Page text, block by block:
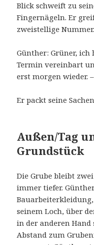
Blick schweift zu
Fingernägeln. Er
zweistellige Nummer.
Günther: Grüner, ich
Termin vereinbart
erst morgen wieder.
Er packt seine
Außen/Tag
Grundstück
Die Grube bleibt
immer tiefer.
seinem Loch, über
in der anderen Hand
Abstand zum